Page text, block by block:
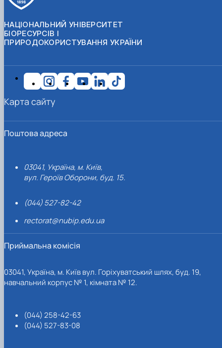
НАЦІОНАЛЬНИЙ УНІВЕРСИТЕТ
БІОРЕСУРСІВ І
ПРИРОДОКОРИСТУВАННЯ УКРАЇНИ
Поштова адреса
03041, Україна, м. Київ,
вул. Героїв Оборони, буд. 15.
(044) 527-82-42
rectorat@nubip.edu.ua
Приймальна комісія
03041, Україна, м. Київ вул. Горіхуватський шлях, буд. 19,
навчальний корпус № 1, кімната № 12.
(044) 258-42-63
(044) 527-83-08
Карта сайту